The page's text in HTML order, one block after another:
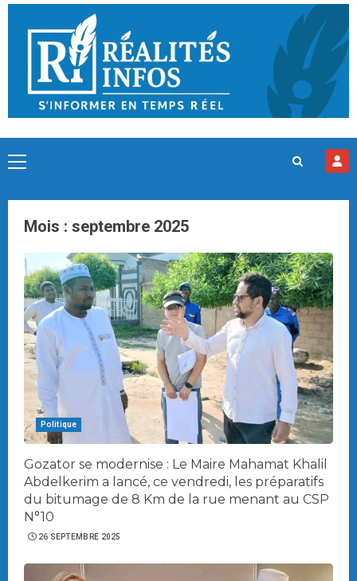
Skip
content
Primary
Mois : septembre 2025
Politique
Gozator se modernise : Le Maire Mahamat Khalil
Abdelkerim a lancé, ce vendredi, les préparatifs
du bitumage de 8 Km de la rue menant au CSP
N°10
26 SEPTEMBRE 2025